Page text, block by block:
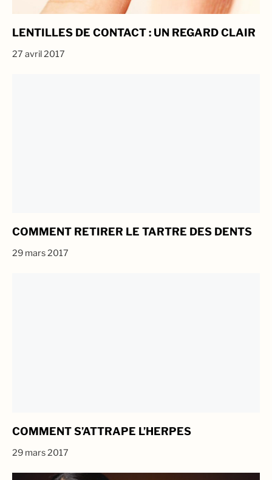
LENTILLES DE CONTACT : UN REGARD CLAIR
27 avril 2017
COMMENT RETIRER LE TARTRE DES DENTS
29 mars 2017
COMMENT S’ATTRAPE L’HERPES
29 mars 2017